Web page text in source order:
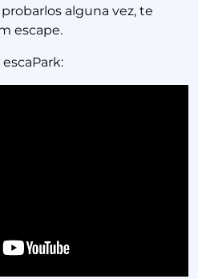
alguna vez, te
escape.